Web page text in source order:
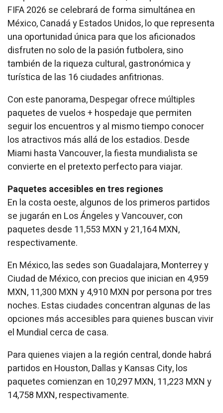
FIFA 2026 se celebrará de forma simultánea en
México, Canadá y Estados Unidos, lo que representa
una oportunidad única para que los aficionados
disfruten no solo de la pasión futbolera, sino
también de la riqueza cultural, gastronómica y
turística de las 16 ciudades anfitrionas.
Con este panorama, Despegar ofrece múltiples
paquetes de vuelos + hospedaje que permiten
seguir los encuentros y al mismo tiempo conocer
los atractivos más allá de los estadios. Desde
Miami hasta Vancouver, la fiesta mundialista se
convierte en el pretexto perfecto para viajar.
Paquetes accesibles en tres regiones
En la costa oeste, algunos de los primeros partidos
se jugarán en Los Ángeles y Vancouver, con
paquetes desde 11,553 MXN y 21,164 MXN,
respectivamente.
En México, las sedes son Guadalajara, Monterrey y
Ciudad de México, con precios que inician en 4,959
MXN, 11,300 MXN y 4,910 MXN por persona por tres
noches. Estas ciudades concentran algunas de las
opciones más accesibles para quienes buscan vivir
el Mundial cerca de casa.
Para quienes viajen a la región central, donde habrá
partidos en Houston, Dallas y Kansas City, los
paquetes comienzan en 10,297 MXN, 11,223 MXN y
14,758 MXN, respectivamente.